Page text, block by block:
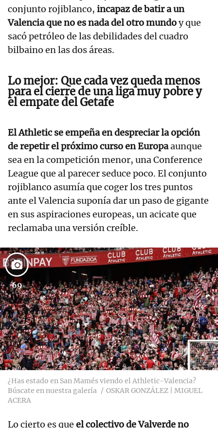
conjunto rojiblanco, incapaz de batir a un
Valencia que no es nada del otro mundoy que
sacó petróleo de las debilidades del cuadro
bilbaino en las dos áreas.
Lo mejor: Que cada vez queda menos
para el cierre de una liga muy pobre y
el empate del Getafe
El Athletic se empeña en despreciar la opción
de repetir el próximo curso en Europaaunque
sea en la competición menor, una Conference
League que al parecer seduce poco. El conjunto
rojiblanco asumía que coger los tres puntos
ante el Valencia suponía dar un paso de gigante
en sus aspiraciones europeas, un acicate que
reclamaba una versión creíble.
69
¿Has estado en San Mamés viendo el Athletic-Valencia?
Búscate en nuestra galería
OSKAR GONZÁLEZ | MIGUEL
ACERA
Lo cierto es que el colectivo de Valverde no